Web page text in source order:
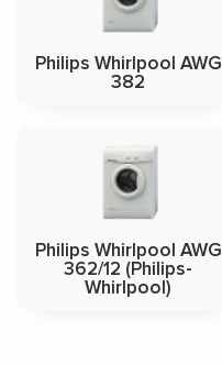
Philips Whirlpool AWG
382
Philips Whirlpool AWG
362/12 (Philips-
Whirlpool)